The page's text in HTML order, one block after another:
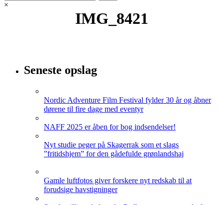
×
IMG_8421
Seneste opslag
Nordic Adventure Film Festival fylder 30 år og åbner
dørene til fire dage med eventyr
NAFF 2025 er åben for bog indsendelser!
Nyt studie peger på Skagerrak som et slags
”fritidshjem” for den gådefulde grønlandshaj
Gamle luftfotos giver forskere nyt redskab til at
forudsige havstigninger